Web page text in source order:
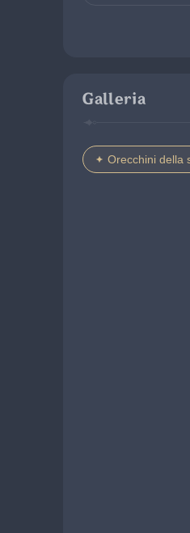
Galleria